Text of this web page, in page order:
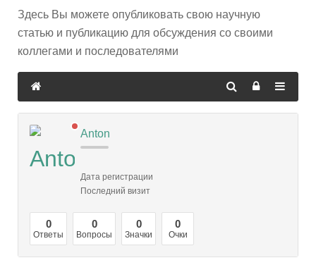
Здесь Вы можете опубликовать свою научную
статью и публикацию для обсуждения со своими
коллегами и последователями
Anton
Дата регистрации
Последний визит
0
Ответы
0
Вопросы
0
Значки
0
Очки